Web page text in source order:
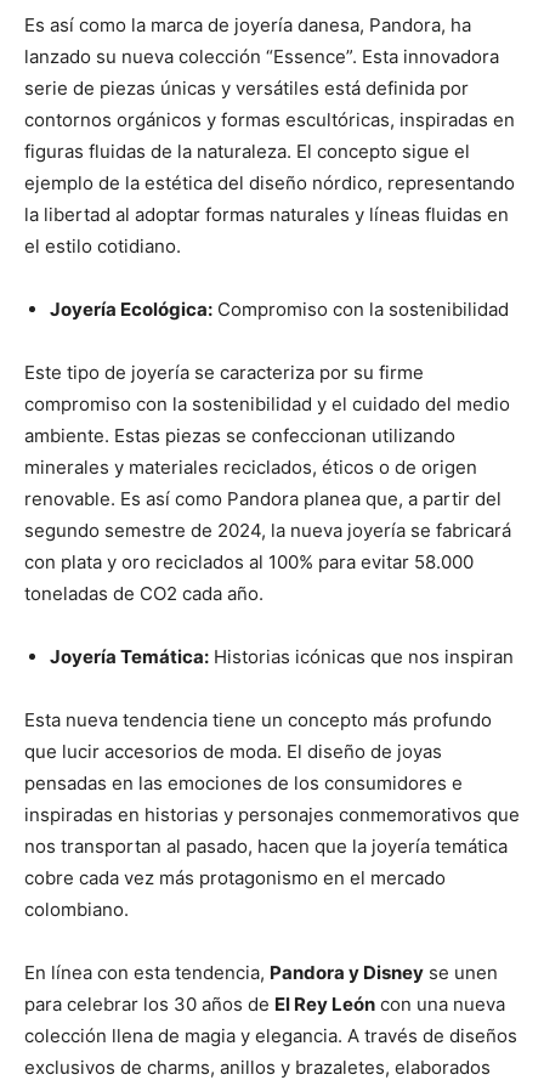
Es así como la marca de joyería danesa, Pandora, ha
lanzado su nueva colección “Essence”. Esta innovadora
serie de piezas únicas y versátiles está definida por
contornos orgánicos y formas escultóricas, inspiradas en
figuras fluidas de la naturaleza. El concepto sigue el
ejemplo de la estética del diseño nórdico, representando
la libertad al adoptar formas naturales y líneas fluidas en
el estilo cotidiano.
Joyería Ecológica: Compromiso con la sostenibilidad
Este tipo de joyería se caracteriza por su firme
compromiso con la sostenibilidad y el cuidado del medio
ambiente. Estas piezas se confeccionan utilizando
minerales y materiales reciclados, éticos o de origen
renovable. Es así como Pandora planea que, a partir del
segundo semestre de 2024, la nueva joyería se fabricará
con plata y oro reciclados al 100% para evitar 58.000
toneladas de CO2 cada año.
Joyería Temática: Historias icónicas que nos inspiran
Esta nueva tendencia tiene un concepto más profundo
que lucir accesorios de moda. El diseño de joyas
pensadas en las emociones de los consumidores e
inspiradas en historias y personajes conmemorativos que
nos transportan al pasado, hacen que la joyería temática
cobre cada vez más protagonismo en el mercado
colombiano.
En línea con esta tendencia, Pandora y Disney se unen
para celebrar los 30 años de El Rey León con una nueva
colección llena de magia y elegancia. A través de diseños
exclusivos de charms, anillos y brazaletes, elaborados